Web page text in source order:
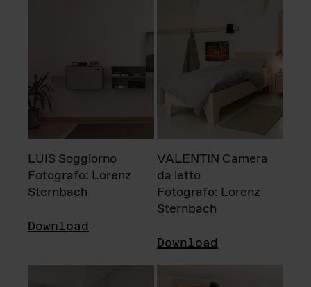
LUIS Soggiorno
Fotografo: Lorenz
Sternbach
Download
VALENTIN Camera
da letto
Fotografo: Lorenz
Sternbach
Download